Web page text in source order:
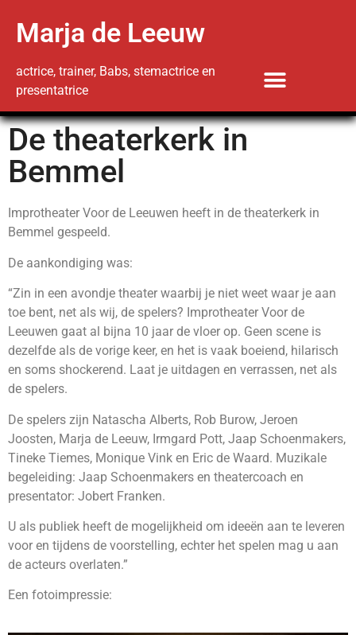
Marja de Leeuw
actrice, trainer, Babs, stemactrice en
presentatrice
De theaterkerk in
Bemmel
Improtheater Voor de Leeuwen heeft in de theaterkerk in
Bemmel gespeeld.
De aankondiging was:
“Zin in een avondje theater waarbij je niet weet waar je aan
toe bent, net als wij, de spelers? Improtheater Voor de
Leeuwen gaat al bijna 10 jaar de vloer op. Geen scene is
dezelfde als de vorige keer, en het is vaak boeiend, hilarisch
en soms shockerend. Laat je uitdagen en verrassen, net als
de spelers.
De spelers zijn Natascha Alberts, Rob Burow, Jeroen
Joosten, Marja de Leeuw, Irmgard Pott, Jaap Schoenmakers,
Tineke Tiemes, Monique Vink en Eric de Waard. Muzikale
begeleiding: Jaap Schoenmakers en theatercoach en
presentator: Jobert Franken.
U als publiek heeft de mogelijkheid om ideeën aan te leveren
voor en tijdens de voorstelling, echter het spelen mag u aan
de acteurs overlaten.”
Een fotoimpressie: